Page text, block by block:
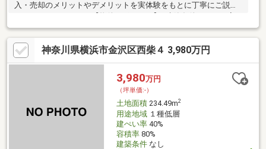
入・売却のメリットやデメリットを実体験をもとに丁寧にご説明
族に合った間取りを考えることができます！■駅前平坦徒歩１０
分の好立地！■徒歩圏内にスーパーや役所、学校があり生活利便
性良好！■建蔽率80％・容積率300％■前面道路は幅員１５ｍの公
道です◇Webには掲載仕切れない資料もお送りいたします。お気
軽にお問合せください♪◇Webシステム（zoom等）を利用しての
ご商談も承ります。◇当日見学予約も承ります。【資料請求】か
神奈川県横浜市金沢区西柴４ 3,980万円
3,980万円
（坪単価:-）
土地面積234.49m2
用途地域１種低層
建ぺい率40%
容積率80%
建築条件なし